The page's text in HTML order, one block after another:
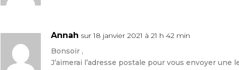
Annah sur 18 janvier 2021 à 21 h 42 min
Bonsoir ,
J’aimerai l’adresse postale pour vous envoyer une